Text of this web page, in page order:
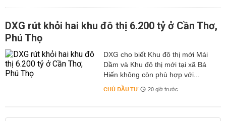
DXG rút khỏi hai khu đô thị 6.200 tỷ ở Cần Thơ,
Phú Thọ
DXG cho biết Khu đô thị mới Mái
Dầm và Khu đô thị mới tại xã Bá
Hiến không còn phù hợp với...
CHỦ ĐẦU TƯ 20 giờ trước